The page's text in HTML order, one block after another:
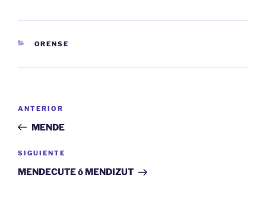
CATEGORÍAS
ORENSE
entradas
Entrada
anterior:
ANTERIOR
MENDE
Siguiente
entrada
SIGUIENTE
MENDECUTE ó MENDIZUT